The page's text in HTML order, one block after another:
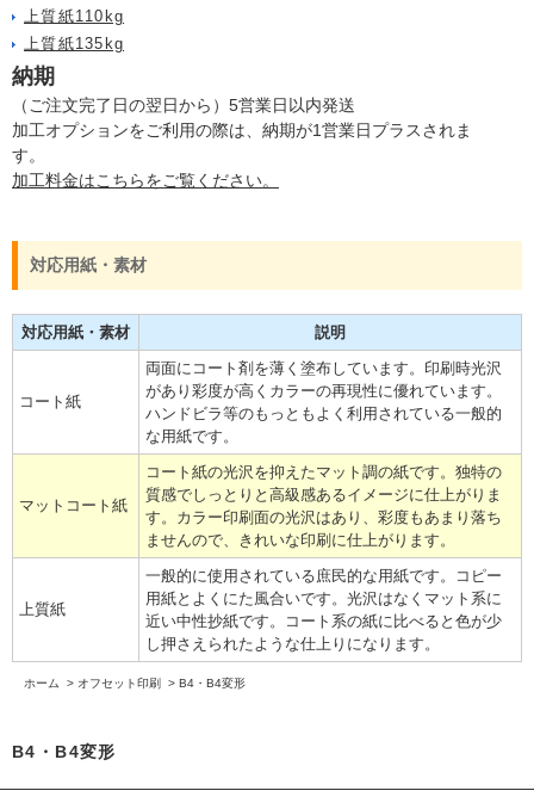
上質紙110kg
上質紙135kg
納期
（ご注文完了日の翌日から）5営業日以内発送
加工オプションをご利用の際は、納期が1営業日プラスされま
す。
加工料金はこちらをご覧ください。
対応用紙・素材
対応用紙・素材 説明
コート紙
両面にコート剤を薄く塗布しています。印刷時光沢
があり彩度が高くカラーの再現性に優れています。
ハンドビラ等のもっともよく利用されている一般的
な用紙です。
マットコート紙
コート紙の光沢を抑えたマット調の紙です。独特の
質感でしっとりと高級感あるイメージに仕上がりま
す。カラー印刷面の光沢はあり、彩度もあまり落ち
ませんので、きれいな印刷に仕上がります。
上質紙
一般的に使用されている庶民的な用紙です。コピー
用紙とよくにた風合いです。光沢はなくマット系に
近い中性抄紙です。コート系の紙に比べると色が少
し押さえられたような仕上りになります。
ホーム > オフセット印刷 > B4・B4変形
B4・B4変形